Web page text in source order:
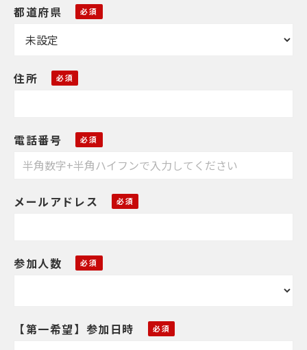
都道府県
住所
電話番号
メールアドレス
参加人数
【第一希望】参加日時